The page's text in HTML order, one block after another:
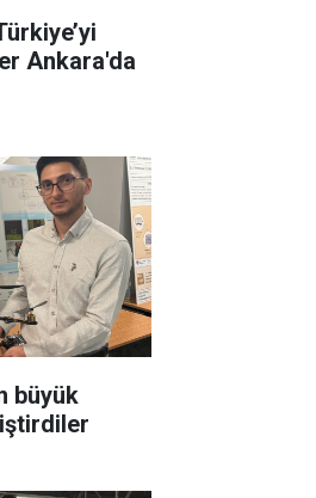
Ankara'da
büyük